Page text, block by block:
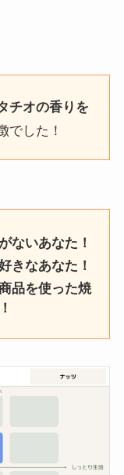
チオの香りを
でした！
ないあなた！
きなあなた！
品を使った焼